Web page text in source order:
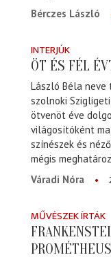
Bérczes László
INTERJÚK
ÖT ÉS FÉL
László Béla neve
szolnoki
ötvenöt éve
világosítóként
színészek és
mégis
Váradi Nóra
MŰVÉSZEK ÍRTÁK